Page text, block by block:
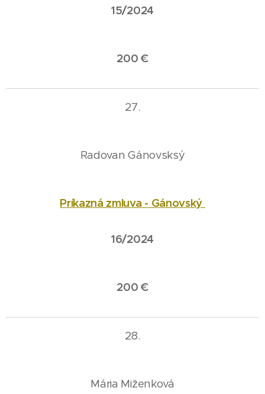
15/2024
200 €
27.
Radovan Gánovsksý
Príkazná zmluva - Gánovský
16/2024
200 €
28.
Mária Miženková